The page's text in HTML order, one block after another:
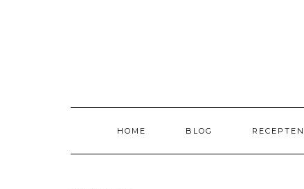
HOME BLOG RECEPTEN